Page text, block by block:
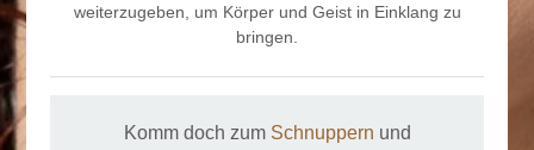
weiterzugeben, um Körper und Geist in Einklang zu
bringen.
Komm doch zum Schnuppern und